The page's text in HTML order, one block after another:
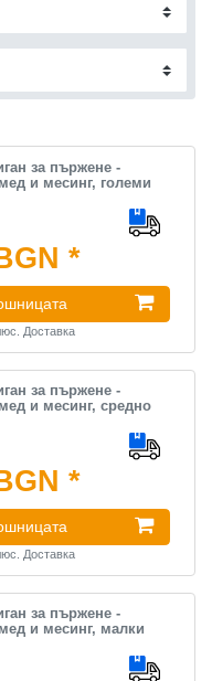
за пържене -
и месинг, големи
*
Доставка
за пържене -
и месинг, средно
*
Доставка
за пържене -
и месинг, малки